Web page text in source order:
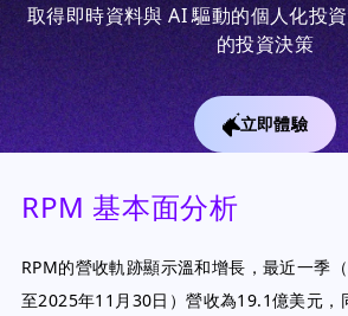
取得即時資料與 AI 驅動的個人化投
的投資決策
立即體驗
RPM 基本面分析
RPM的營收軌跡顯示溫和增長，最近一季
至2025年11月30日）營收為19.1億美元，